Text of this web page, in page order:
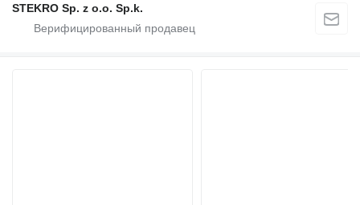
STEKRO Sp. z o.o. Sp.k.